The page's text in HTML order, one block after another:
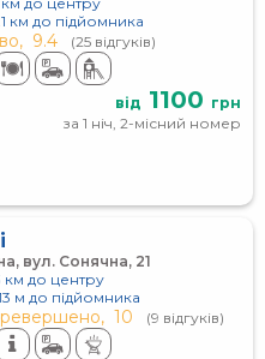
км до підйомника
9.4 (25 відгуків)
від 1100 грн
за 1 ніч, 2-місний номер
вул. Сонячна, 21
км до центру
м до підйомника
10 (9 відгуків)